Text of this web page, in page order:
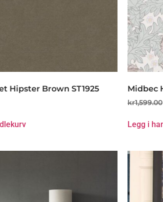
Hipster Brown ST1925 Midbec
kr1,599.00
Legg i